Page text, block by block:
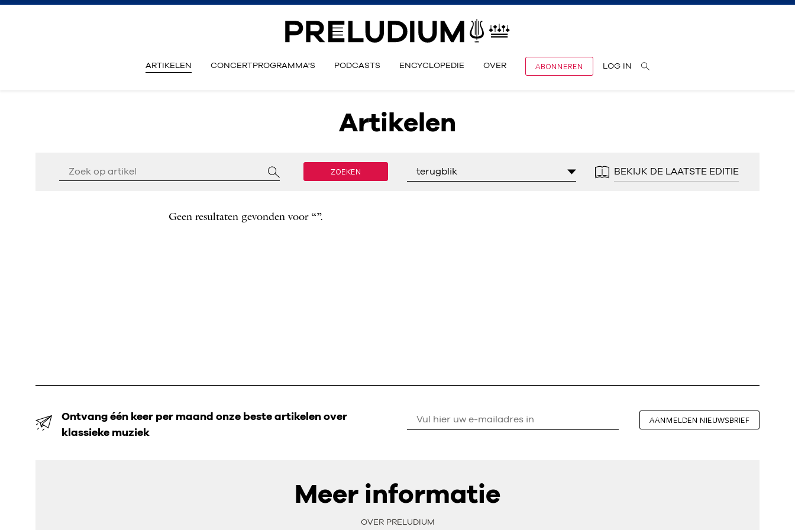
ARTIKELEN CONCERTPROGRAMMA'S PODCASTS ENCYCLOPEDIE OVER ABONNEREN LOG IN
Artikelen
ZOEKEN terugblik BEKIJK DE LAATSTE EDITIE
Geen resultaten gevonden voor “”.
Ontvang één keer per maand onze beste artikelen over
klassieke muziek
AANMELDEN NIEUWSBRIEF
Meer informatie
OVER PRELUDIUM